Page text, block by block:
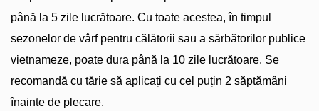
până la 5 zile lucrătoare. Cu toate acestea, în timpul
sezonelor de vârf pentru călătorii sau a sărbătorilor publice
vietnameze, poate dura până la 10 zile lucrătoare. Se
recomandă cu tărie să aplicați cu cel puțin 2 săptămâni
înainte de plecare.